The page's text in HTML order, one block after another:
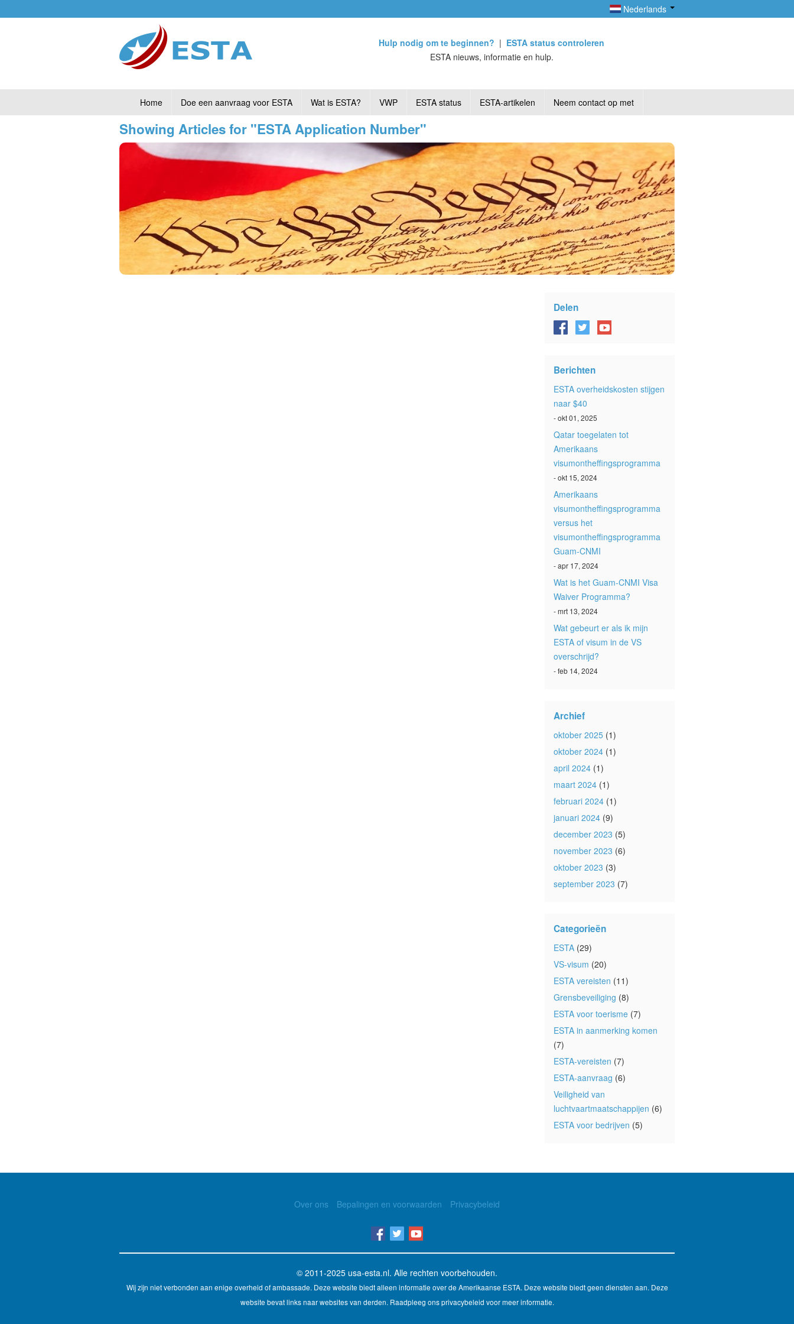
Nederlands
Hulp nodig om te beginnen? | ESTA status controleren
ESTA nieuws, informatie en hulp.
Home Doe een aanvraag voor ESTA Wat is ESTA? VWP ESTA status ESTA-artikelen Neem contact op met
Showing Articles for "ESTA Application Number"
Delen
Berichten
ESTA overheidskosten stijgen
naar $40
- okt 01, 2025
Qatar toegelaten tot
Amerikaans
visumontheffingsprogramma
- okt 15, 2024
Amerikaans
visumontheffingsprogramma
versus het
visumontheffingsprogramma
Guam-CNMI
- apr 17, 2024
Wat is het Guam-CNMI Visa
Waiver Programma?
- mrt 13, 2024
Wat gebeurt er als ik mijn
ESTA of visum in de VS
overschrijd?
- feb 14, 2024
Archief
oktober 2025 (1)
oktober 2024 (1)
april 2024 (1)
maart 2024 (1)
februari 2024 (1)
januari 2024 (9)
december 2023 (5)
november 2023 (6)
oktober 2023 (3)
september 2023 (7)
Categorieën
ESTA (29)
VS-visum (20)
ESTA vereisten (11)
Grensbeveiliging (8)
ESTA voor toerisme (7)
ESTA in aanmerking komen
(7)
ESTA-vereisten (7)
ESTA-aanvraag (6)
Veiligheid van
luchtvaartmaatschappijen (6)
ESTA voor bedrijven (5)
Over ons Bepalingen en voorwaarden Privacybeleid
© 2011-2025 usa-esta.nl. Alle rechten voorbehouden.
Wij zijn niet verbonden aan enige overheid of ambassade. Deze website biedt alleen informatie over de Amerikaanse ESTA. Deze website biedt geen diensten aan. Deze
website bevat links naar websites van derden. Raadpleeg ons privacybeleid voor meer informatie.